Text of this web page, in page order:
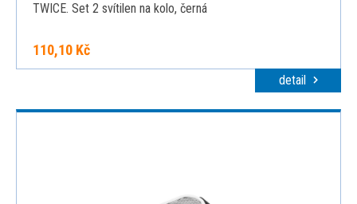
TWICE. Set 2 svítilen na kolo, černá
110,10 Kč
detail